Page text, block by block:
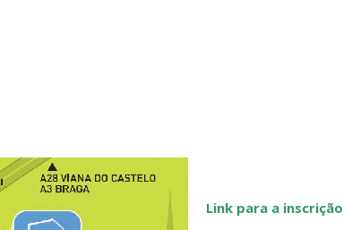
Link para a inscrição